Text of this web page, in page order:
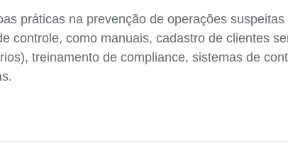
práticas na prevenção de operações
controle, como manuais, cadastro de clientes
treinamento de compliance, sistemas de